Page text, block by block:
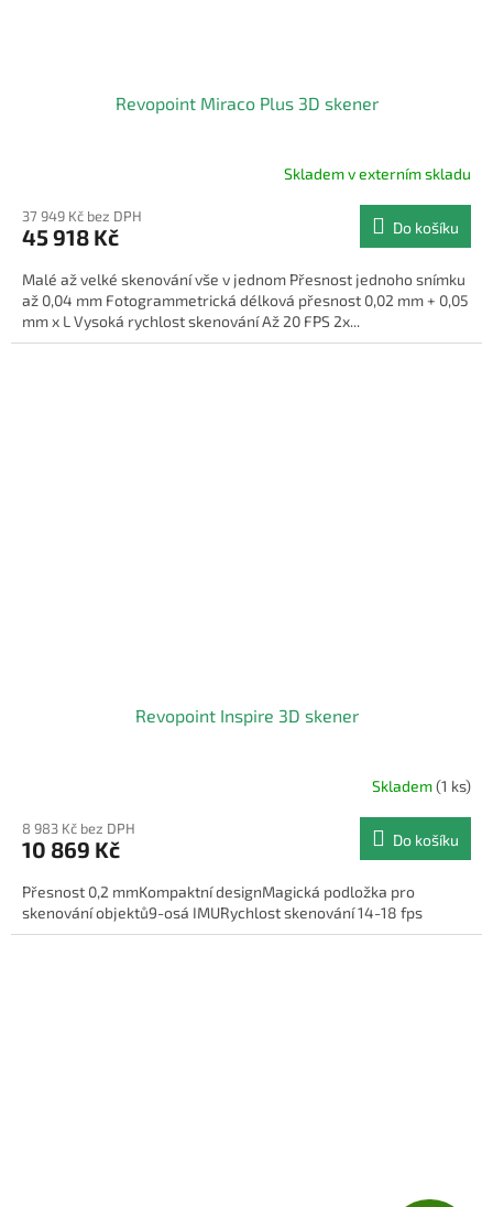
Revopoint Miraco Plus 3D skener
Skladem v externím skladu
37 949 Kč bez DPH
45 918 Kč Do košíku
Malé až velké skenování vše v jednom Přesnost jednoho snímku
až 0,04 mm Fotogrammetrická délková přesnost 0,02 mm + 0,05
mm x L Vysoká rychlost skenování Až 20 FPS 2x...
Revopoint Inspire 3D skener
Skladem(1 ks)
8 983 Kč bez DPH
10 869 Kč Do košíku
Přesnost 0,2 mmKompaktní designMagická podložka pro
skenování objektů9-osá IMURychlost skenování 14-18 fps